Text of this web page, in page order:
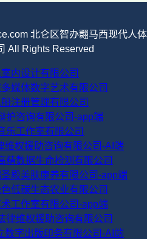
北仑区智办翾马西现代人体
All Rights Reserved
内设计有限公司
媒体数字艺术有限公司
注册管理有限公司
护咨询有限公司-app端
乐工作室有限公司
维权援助咨询有限公司-AI端
精数据生命检测有限公司
殿美肤康养有限公司-app端
低碳生态农业有限公司
工作室有限公司-app端
律维权援助咨询有限公司
数字出版印务有限公司-AI端